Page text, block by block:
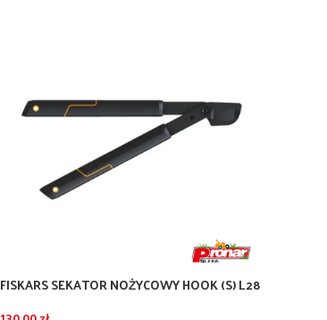
FISKARS SEKATOR NOŻYCOWY HOOK (S) L28